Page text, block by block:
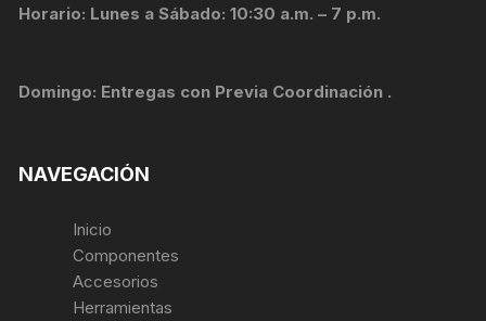
Horario: Lunes a Sábado: 10:30 a.m. – 7 p.m.
Domingo: Entregas con Previa Coordinación .
NAVEGACIÓN
Inicio
Componentes
Accesorios
Herramientas